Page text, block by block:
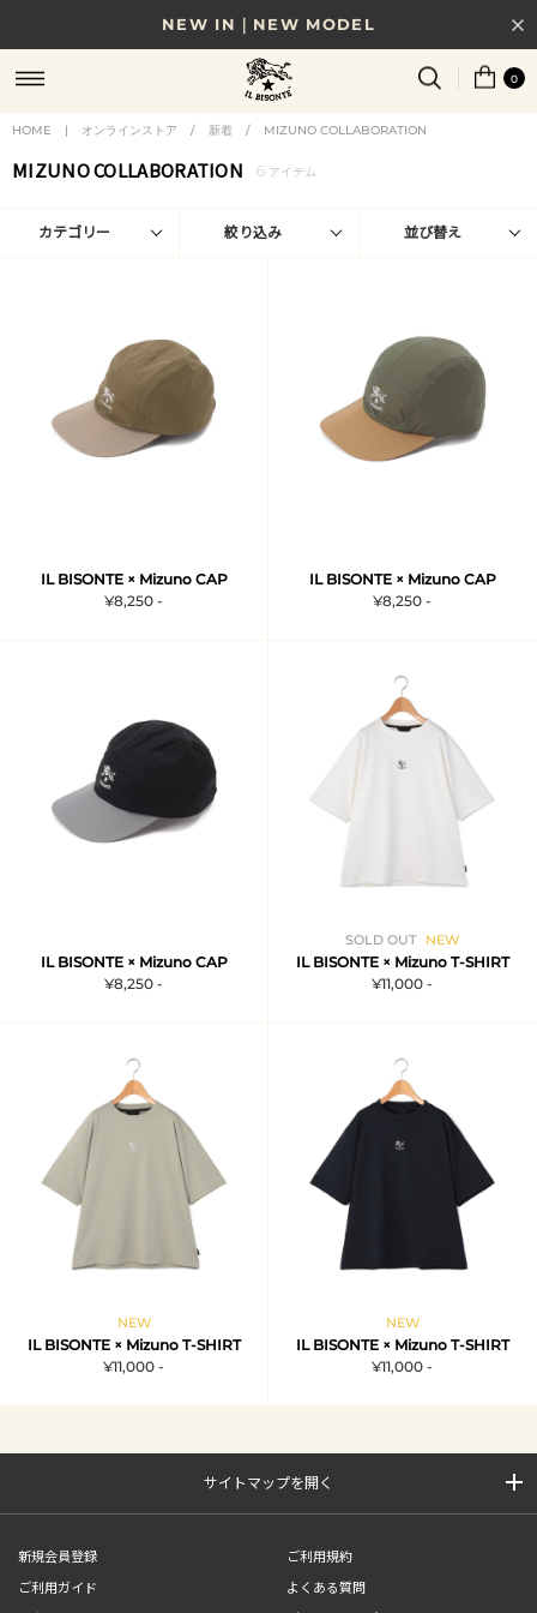
NEW IN｜NEW MODEL
8/17(月)10時まで｜税込11,000円以上で送料無料
贈る相手やシーンから選べる、新しいギフトガイド
NEW IN｜COLOR LEATHER
0
HOME | オンラインストア / 新着 / MIZUNO COLLABORATION
MIZUNO COLLABORATION 6 アイテム
カテゴリー 絞り込み 並び替え
IL BISONTE × Mizuno CAP
¥8,250 -
IL BISONTE × Mizuno CAP
¥8,250 -
IL BISONTE × Mizuno CAP
¥8,250 -
SOLD OUT NEW
IL BISONTE × Mizuno T-SHIRT
¥11,000 -
NEW
IL BISONTE × Mizuno T-SHIRT
¥11,000 -
NEW
IL BISONTE × Mizuno T-SHIRT
¥11,000 -
サイトマップを開く
新規会員登録
ご利用規約
ご利用ガイド
よくある質問